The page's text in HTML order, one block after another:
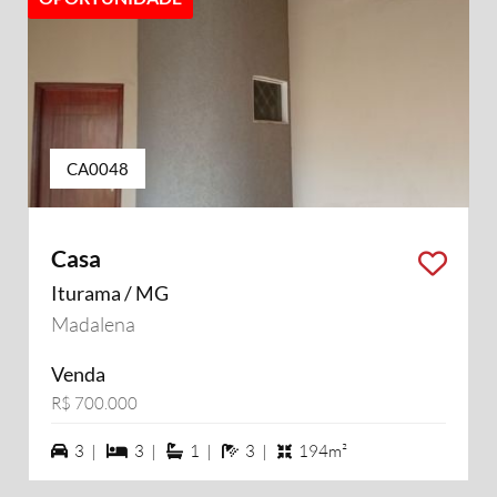
CA0048
Casa
Iturama / MG
Madalena
Venda
R$ 700.000
3 vagas na garagem
3 | 3 dormiórios
3 | 1 suítes
1 | 3 banheiros
3 | 194m²